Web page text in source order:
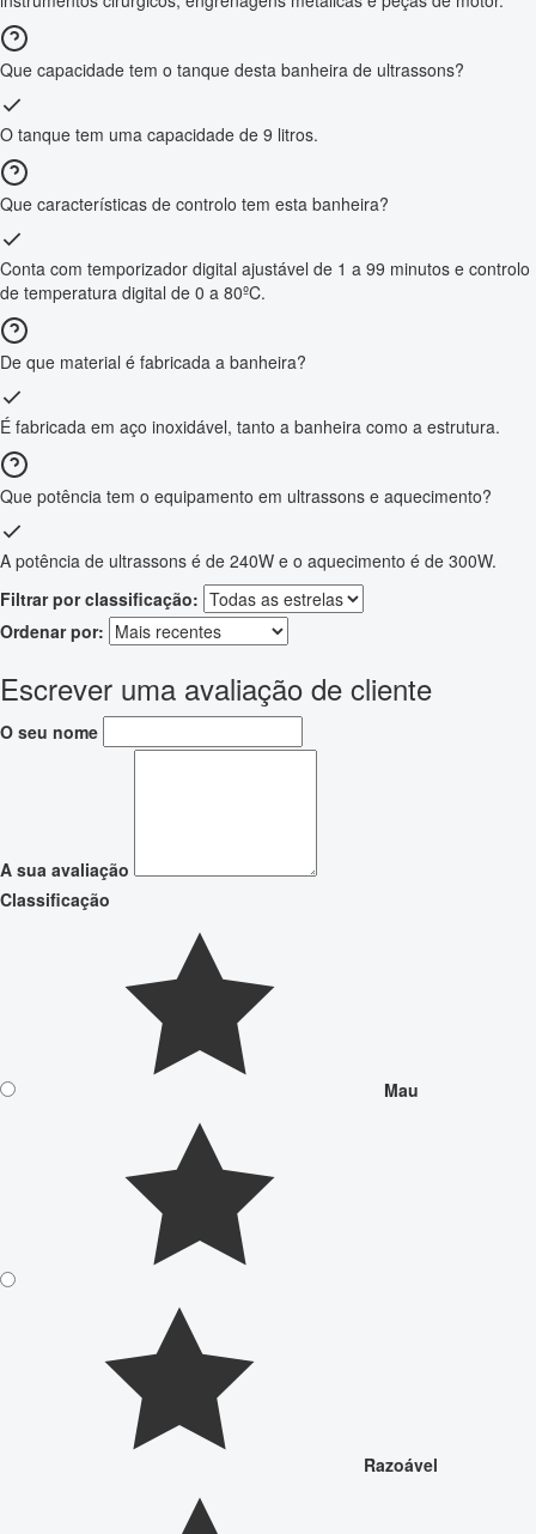
Que capacidade tem o tanque desta banheira de ultrassons?
O tanque tem uma capacidade de 9 litros.
Que características de controlo tem esta banheira?
Conta com temporizador digital ajustável de 1 a 99 minutos e controlo
de temperatura digital de 0 a 80ºC.
De que material é fabricada a banheira?
É fabricada em aço inoxidável, tanto a banheira como a estrutura.
Que potência tem o equipamento em ultrassons e aquecimento?
A potência de ultrassons é de 240W e o aquecimento é de 300W.
Filtrar por classificação:
Ordenar por:
Escrever uma avaliação de cliente
O seu nome
A sua avaliação
Classificação
Mau
Razoável